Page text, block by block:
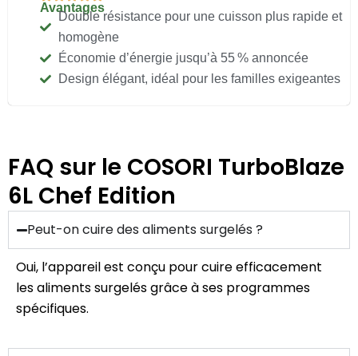
Avantages
Double résistance pour une cuisson plus rapide et
homogène
Économie d’énergie jusqu’à 55 % annoncée
Design élégant, idéal pour les familles exigeantes
FAQ sur le COSORI TurboBlaze
6L Chef Edition
Peut-on cuire des aliments surgelés ?
Oui, l’appareil est conçu pour cuire efficacement
les aliments surgelés grâce à ses programmes
spécifiques.